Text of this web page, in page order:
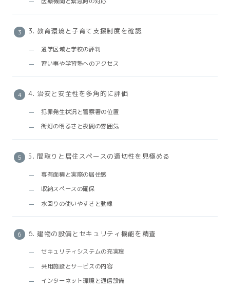
3. 教育環境と子育て支援制度を確認
通学区域と学校の評判
習い事や学習塾へのアクセス
4. 治安と安全性を多角的に評価
犯罪発生状況と警察署の位置
街灯の明るさと夜間の雰囲気
5. 間取りと居住スペースの適切性を見極める
専有面積と実際の居住感
収納スペースの確保
水回りの使いやすさと動線
6. 建物の設備とセキュリティ機能を精査
セキュリティシステムの充実度
共用施設とサービスの内容
インターネット環境と通信設備